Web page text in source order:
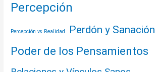
Percepción
Percepción vs Realidad Perdón y
Poder de los Pensamientos